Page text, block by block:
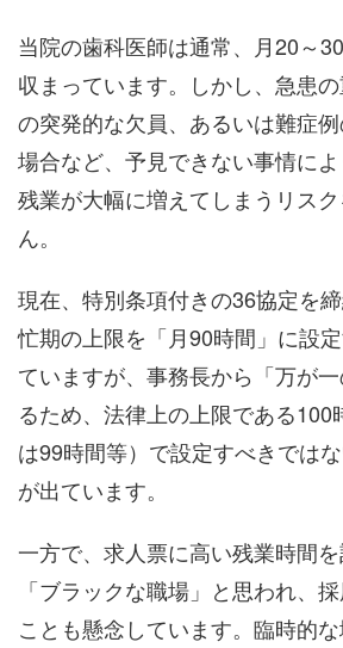
当院の歯科医師は通常、月20～
収まっています。しかし、急患
の突発的な欠員、あるいは難症
場合など、予見できない事情に
残業が大幅に増えてしまうリス
ん。
現在、特別条項付きの36協定を
忙期の上限を「月90時間」に設
ていますが、事務長から「万が
るため、法律上の上限である100
は99時間等）で設定すべきでは
が出ています。
一方で、求人票に高い残業時間
「ブラックな職場」と思われ、
ことも懸念しています。臨時的